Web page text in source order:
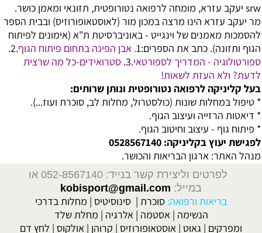
srw יעקב עזרא, מומחה לרפואה נטורופטית, תזונאי ומאמן כושר.
מר יעקב עזרא הינו מרצה במכון מור (לאוסטאופורוזיס) ובבית הספר
להסמכות מאמנים של וינגייט - באוניברסיטת ת"א (אימונים לפיתוח
הגוף ותזונה). כתב את הספרים:1 . אבן הפינה בתחום פיתוח הגוף.2.
ספורטולוגיה - המדריך לספורטאי.3.
סטרואידים-כל מה שרצית
לדעת? ולא העזת לשאות!
בעל קליניקה לרפואה נטורופטית ונותן שרותים:
* טיפול במחלות שונות (כולסטרול, מחלות לב, סוכרת ועוז...).
* דיאטות הרזייה ועיצוב הגוף.
* פיתוח גוף - עיצוב וחיטוב הגוף.
לפגישת יעוץ בקליניקה: 0528567140
מנהל האתר: ארגון הבריאות והכושר.
לפרטים וליצירת קשר בנייד: 052-8567140
או
במייל: kobisport@gmail.com
בריאות ורפואה: סוכרת | סינוסיטיס | מחלות בדרכי
הנשימה | אסטמה | אלרגיה | מחלת שלד
ומפרקים | גאוט | אוסטאופורוזיס | קרוהן | אולקוס | לחץ דם